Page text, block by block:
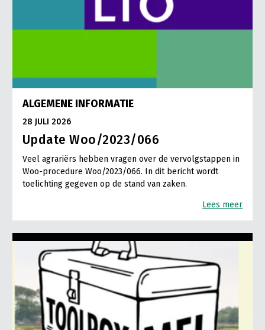
ALGEMENE INFORMATIE
28 JULI 2026
Update Woo/2023/066
Veel agrariërs hebben vragen over de vervolgstappen in
Woo-procedure Woo/2023/066. In dit bericht wordt
toelichting gegeven op de stand van zaken.
Lees meer